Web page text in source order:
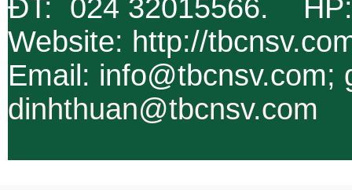
ĐT: 024 32015566.
Website: http://
Email: info@tbcnsv.com;
dinhthuan@tbcnsv.com